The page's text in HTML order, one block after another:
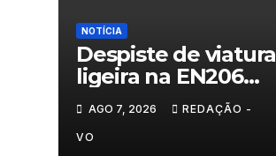
NOTÍCIA
Despiste de viatura
ligeira na EN206
cruzamento Fornos
do Pinhal
AGO 7, 2026 REDAÇÃO -
VO